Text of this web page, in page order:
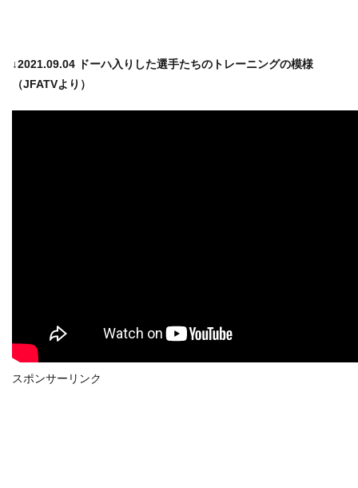
↓2021.09.04 ドーハ入りした選手たちのトレーニングの模様
（JFATVより）
スポンサーリンク